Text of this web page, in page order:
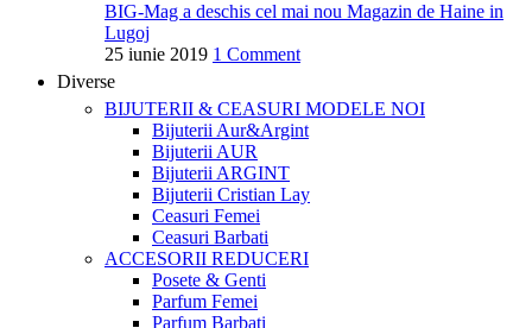
BIG-Mag a deschis cel mai nou Magazin de Haine in
Lugoj
25 iunie 2019 1 Comment
Diverse
BIJUTERII & CEASURI MODELE NOI
Bijuterii Aur&Argint
Bijuterii AUR
Bijuterii ARGINT
Bijuterii Cristian Lay
Ceasuri Femei
Ceasuri Barbati
ACCESORII REDUCERI
Posete & Genti
Parfum Femei
Parfum Barbati